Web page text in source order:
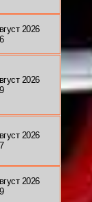
2026
2026
2026
2026